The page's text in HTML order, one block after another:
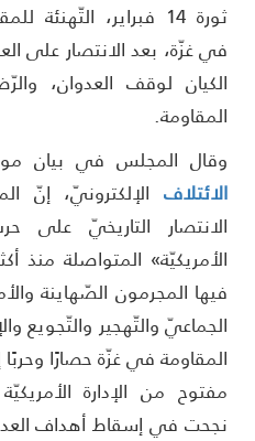
ثورة 14 فبراير، التّهنئة
غزّة، بعد الانتصار على
لوقف العدوان،
المجلس في بيان
الإلكترونيّ، إنّ
التاريخيّ على حرب
المجرمون الصّهاينة
والتّهجير والتّجويع
في غزّة حصارًا وحربًا
من الإدارة الأمريكيّة
في إسقاط أهداف العدوانِ